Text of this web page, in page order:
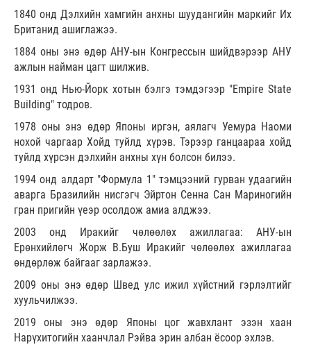
1840 онд Дэлхийн хамгийн анхны шуудангийн маркийг Их
Британид ашиглажээ.
1884 оны энэ өдөр АНУ-ын Конгрессын шийдвэрээр АНУ
ажлын найман цагт шилжив.
1931 онд Нью-Йорк хотын бэлгэ тэмдэгээр "Empire State
Building" тодров.
1978 оны энэ өдөр Японы иргэн, аялагч Уемура Наоми
нохой чаргаар Хойд туйлд хүрэв. Тэрээр ганцаараа хойд
туйлд хүрсэн дэлхийн анхны хүн болсон билээ.
1994 онд алдарт "Формула 1" тэмцээний гурван удаагийн
аварга Бразилийн нисгэгч Эйртон Сенна Сан Мариногийн
гран пригийн үеэр осолдож амиа алджээ.
2003 онд Иракийг чөлөөлөх ажиллагаа: АНУ-ын
Ерөнхийлөгч Жорж В.Буш Иракийг чөлөөлөх ажиллагаа
өндөрлөж байгааг зарлажээ.
2009 оны энэ өдөр Швед улс ижил хүйстний гэрлэлтийг
хуульчилжээ.
2019 оны энэ өдөр Японы цог жавхлант эзэн хаан
Нарүхитогийн хаанчлал Рэйва эрин албан ёсоор эхлэв.